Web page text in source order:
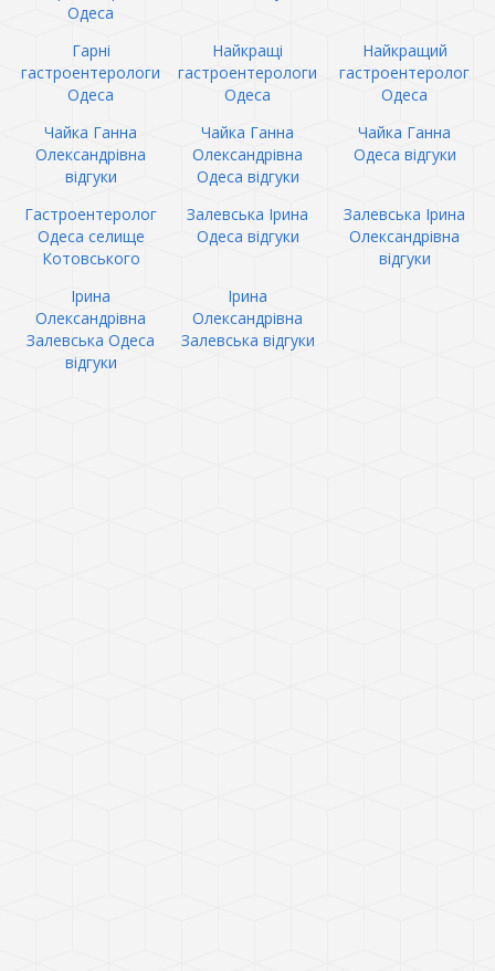
Одеса
Гарні
гастроентерологи
Одеса
Найкращі
гастроентерологи
Одеса
Найкращий
гастроентеролог
Одеса
Чайка Ганна
Олександрівна
відгуки
Чайка Ганна
Олександрівна
Одеса відгуки
Чайка Ганна
Одеса відгуки
Гастроентеролог
Одеса селище
Котовського
Залевська Ірина
Одеса відгуки
Залевська Ірина
Олександрівна
відгуки
Ірина
Олександрівна
Залевська Одеса
відгуки
Ірина
Олександрівна
Залевська відгуки